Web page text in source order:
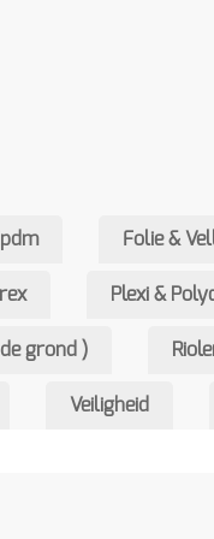
Folie &
Plexi &
grond )
Veiligheid